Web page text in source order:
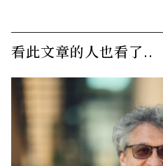
看此文章的人也看了..